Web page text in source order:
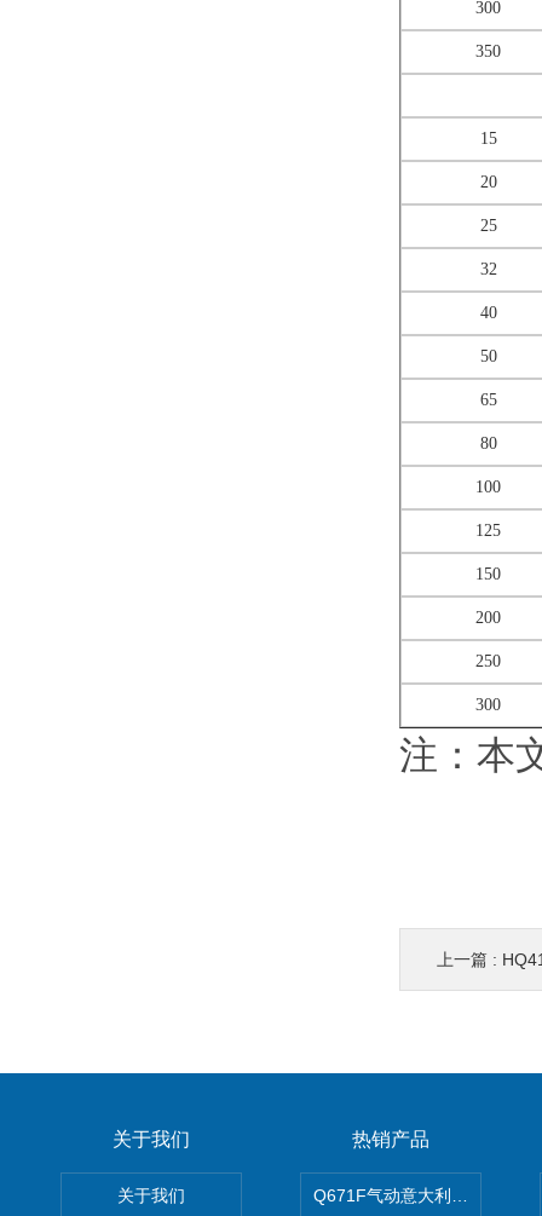
300
350
15
20
25
32
40
50
65
80
100
125
150
200
250
300
注：本
上一篇 :
关于我们
关于我们
热销产品
Q671F气动意大利式薄型球阀